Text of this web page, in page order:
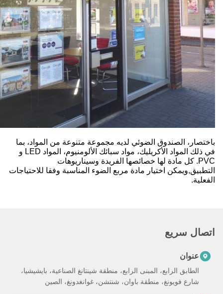
باختصار، الصندوق الضوئي لديه مجموعة متنوعة من المواد، بما
في ذلك المواد الأكريليك، مواد سبائك الألومنيوم، المواد LED و
PVC. كل مادة لها خصائصها الفريدة وسيناريوهات
التطبيق,ويمكن اختيار مادة مربع الضوء المناسبة وفقا للاحتياجات
الفعلية.
اتصال سريع
عنوان
الطابق الرابع، المبنى الرابع، منطقة شينتانغ الصناعية، بايشيشيا،
شارع فويونغ، منطقة باوان، شنتشن، غوانغدونغ، الصين